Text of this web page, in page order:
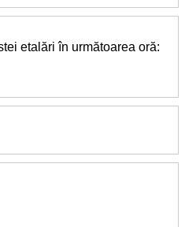
etalări în următoarea oră: